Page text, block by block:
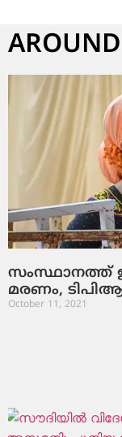
AROUND
സംസ്ഥാനത്ത്
മരണം,
October 11, 2021